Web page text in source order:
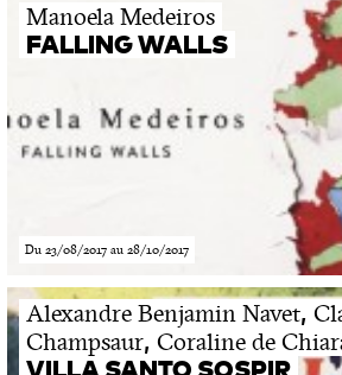
Manoela Medeiros
FALLING WALLS
Du 23/08/2017 au 28/10/2017
Alexandre Benjamin Navet,
Champsaur, Coraline de